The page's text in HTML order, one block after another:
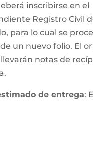
inscribirse en el
Registro Civil
para lo cual se
un nuevo folio. El
notas de
de entrega: